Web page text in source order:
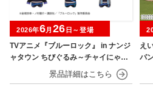
TVアニメ『ブルーロック』 in ナンジ
ャタウン ちびぐるみ～チャイにゃFe
2026年6月 26 日～登場
え
パ